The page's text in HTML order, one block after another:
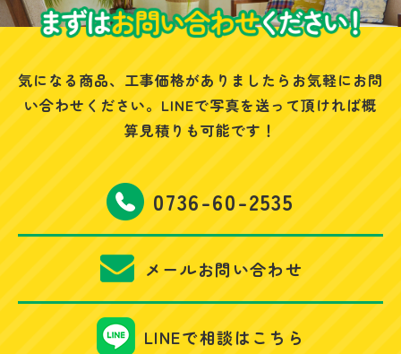
気になる商品、工事価格がありましたらお気軽にお問
い合わせください。 LINEで写真を送って頂ければ概
算見積りも可能です！
0736-60-2535
メールお問い合わせ
LINEで相談はこちら